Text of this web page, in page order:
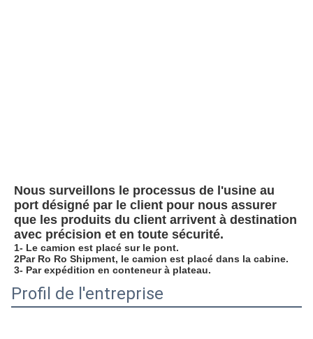
Nous surveillons le processus de l'usine au
port désigné par le client pour nous assurer
que les produits du client arrivent à destination
avec précision et en toute sécurité.
1- Le camion est placé sur le pont.
2Par Ro Ro Shipment, le camion est placé dans la cabine.
3- Par expédition en conteneur à plateau.
Profil de l'entreprise